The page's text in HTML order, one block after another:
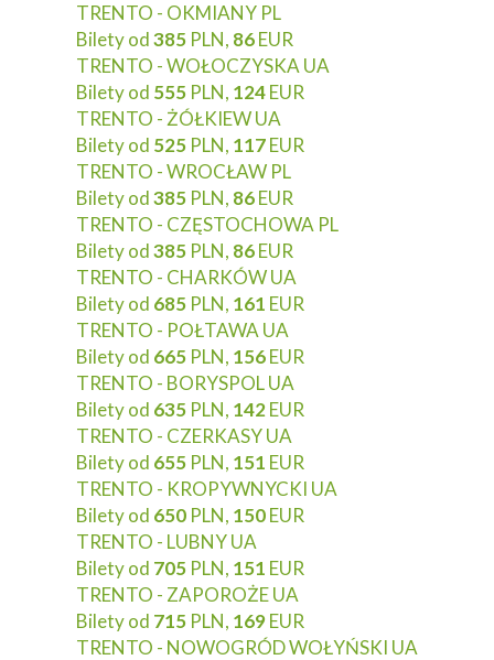
TRENTO - OKMIANY PL
Bilety od385 PLN, 86EUR
TRENTO - WOŁOCZYSKA UA
Bilety od 555 PLN, 124EUR
TRENTO - ŻÓŁKIEW UA
Bilety od 525 PLN, 117EUR
TRENTO - WROCŁAW PL
Bilety od385 PLN, 86EUR
TRENTO - CZĘSTOCHOWA PL
Bilety od385 PLN, 86EUR
TRENTO - CHARKÓW UA
Bilety od 685 PLN, 161 EUR
TRENTO - POŁTAWA UA
Bilety od 665 PLN, 156EUR
TRENTO - BORYSPOL UA
Bilety od 635 PLN, 142EUR
TRENTO - CZERKASY UA
Bilety od 655 PLN, 151 EUR
TRENTO - KROPYWNYCKI UA
Bilety od 650 PLN, 150EUR
TRENTO - LUBNY UA
Bilety od 705 PLN, 151 EUR
TRENTO - ZAPOROŻE UA
Bilety od 715 PLN, 169EUR
TRENTO - NOWOGRÓD WOŁYŃSKI UA